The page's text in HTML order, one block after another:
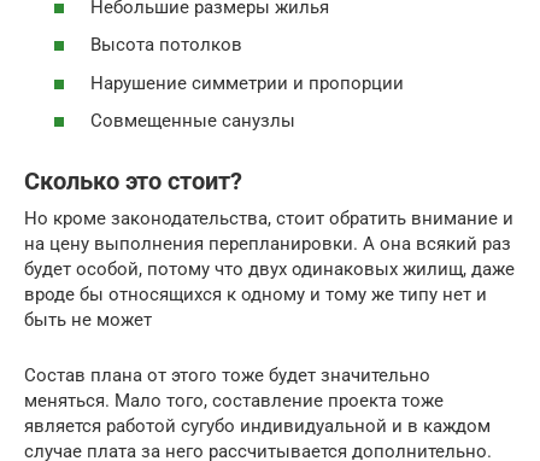
Небольшие размеры жилья
Высота потолков
Нарушение симметрии и пропорции
Совмещенные санузлы
Сколько это стоит?
Но кроме законодательства, стоит обратить внимание и
на цену выполнения перепланировки. А она всякий раз
будет особой, потому что двух одинаковых жилищ, даже
вроде бы относящихся к одному и тому же типу нет и
быть не может
Состав плана от этого тоже будет значительно
меняться. Мало того, составление проекта тоже
является работой сугубо индивидуальной и в каждом
случае плата за него рассчитывается дополнительно.